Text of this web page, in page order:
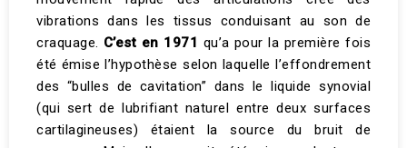
vibrations dans les tissus conduisant au son de
craquage. C’est en 1971 qu’a pour la première fois
été émise l’hypothèse selon laquelle l’effondrement
des “bulles de cavitation” dans le liquide synovial
(qui sert de lubrifiant naturel entre deux surfaces
cartilagineuses) étaient la source du bruit de